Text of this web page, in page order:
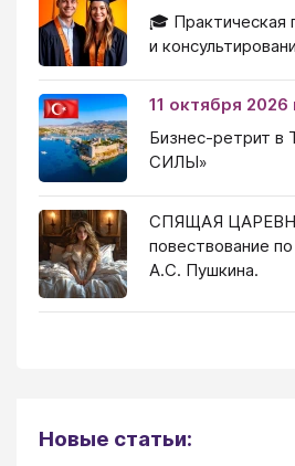
🎓 Практическая
и
11 октября 2026
Бизнес-ретрит
СИЛЫ»
СПЯЩАЯ
повествование
А.С. Пушкина.
Новые статьи: